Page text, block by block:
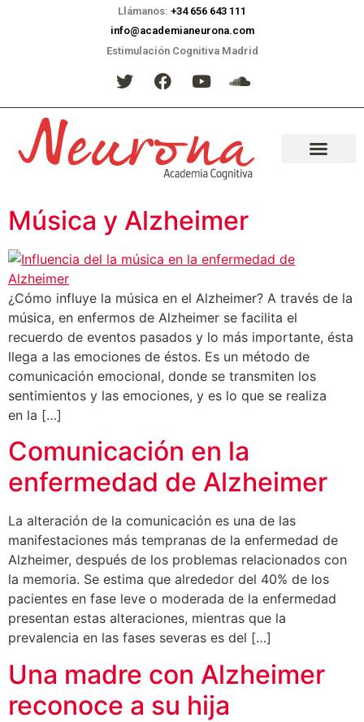
Llámanos: +34 656 643 111
info@academianeurona.com
Estimulación Cognitiva Madrid
Música y Alzheimer
¿Cómo influye la música en el Alzheimer? A través de la
música, en enfermos de Alzheimer se facilita el
recuerdo de eventos pasados y lo más importante, ésta
llega a las emociones de éstos. Es un método de
comunicación emocional, donde se transmiten los
sentimientos y las emociones, y es lo que se realiza
en la […]
Comunicación en la
enfermedad de Alzheimer
La alteración de la comunicación es una de las
manifestaciones más tempranas de la enfermedad de
Alzheimer, después de los problemas relacionados con
la memoria. Se estima que alrededor del 40% de los
pacientes en fase leve o moderada de la enfermedad
presentan estas alteraciones, mientras que la
prevalencia en las fases severas es del […]
Una madre con Alzheimer
reconoce a su hija